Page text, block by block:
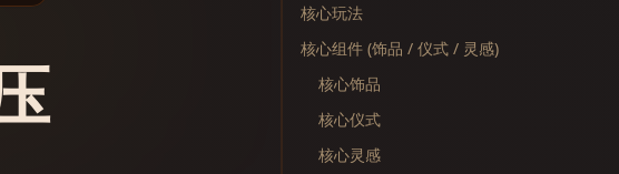
核心玩法
核心组件 (饰品 / 仪式 / 灵感)
核心饰品
核心仪式
核心灵感